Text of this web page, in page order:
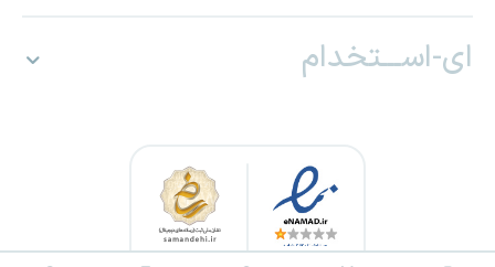
ای-اســـتخدام